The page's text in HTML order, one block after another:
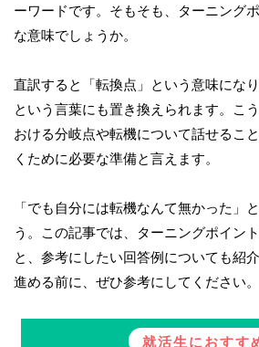
ーワードです。そもそも、ターニング
な意味でしょうか。
直訳すると「転換点」という意味にな
という言葉にも置き換えられます。こ
おける分岐点や転機について話せるこ
くために必要な準備と言えます。
「でも自分には転機なんて無かった」
う。この記事では、ターニングポイン
と、参考にしたい回答例についても紹
進める前に、ぜひ参考にしてください。
就活生におすす